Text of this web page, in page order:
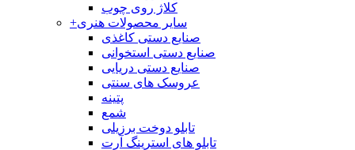
کلاژ روی چوب
+سایر محصولات هنری
صنایع دستی کاغذی
صنایع دستی استخوانی
صنایع دستی دریایی
عروسک های سنتی
پتینه
شمع
تابلو دوخت برزیلی
تابلو های استرینگ آرت